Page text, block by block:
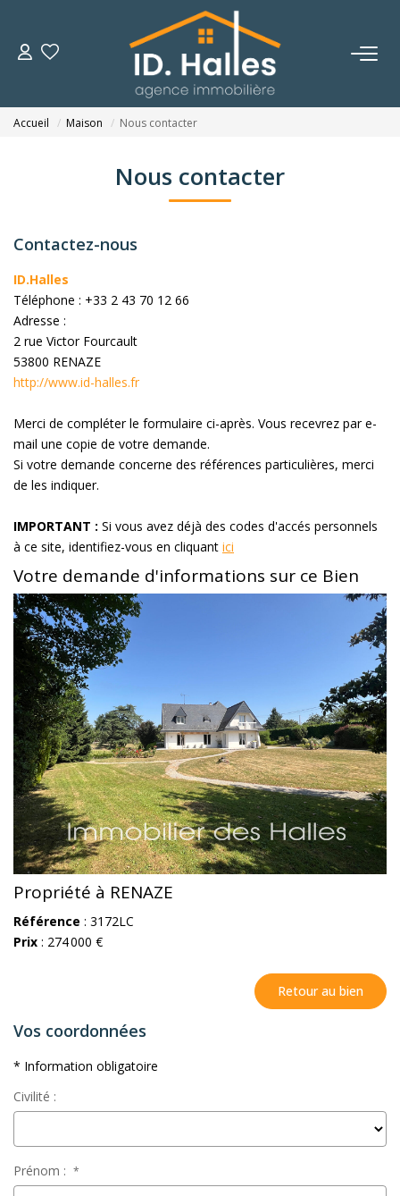
VENTES
ESTIMATION
NOTRE HISTOIRE
OUTILS
Accueil Maison Nous contacter
Nous contacter
Contactez-nous
ID.Halles
Téléphone : +33 2 43 70 12 66
Adresse :
2 rue Victor Fourcault
53800 RENAZE
http://www.id-halles.fr
Merci de compléter le formulaire ci-après. Vous recevrez par e-
mail une copie de votre demande.
Si votre demande concerne des références particulières, merci
de les indiquer.
IMPORTANT : Si vous avez déjà des codes d'accés personnels
à ce site, identifiez-vous en cliquant ici
Votre demande d'informations sur ce Bien
Propriété à RENAZE
Référence : 3172LC
Prix : 274 000 €
Retour au bien
Vos coordonnées
* Information obligatoire
Civilité :
Prénom : *